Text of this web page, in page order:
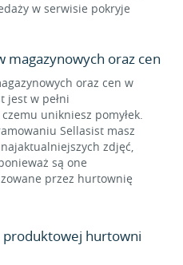
w serwisie pokryje
magazynowych oraz cen
oraz cen w
jest w pełni
unikniesz pomyłek.
Sellasist masz
zdjęć,
są one
przez hurtownię
produktowej hurtowni